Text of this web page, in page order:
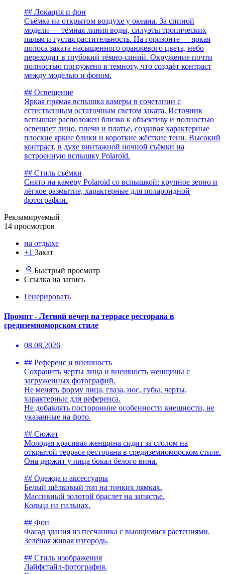
## Локация и фон
Съёмка на открытом воздухе у океана. За спиной
модели — тёмная линия воды, силуэты тропических
пальм и густая растительность. На горизонте — яркая
полоса заката насыщенного оранжевого цвета, небо
переходит в глубокий тёмно-синий. Окружение почти
полностью погружено в темноту, что создаёт контраст
между моделью и фоном.
## Освещение
Яркая прямая вспышка камеры в сочетании с
естественным остаточным светом заката. Источник
вспышки расположен близко к объективу и полностью
освещает лицо, плечи и платье, создавая характерные
плоские яркие блики и короткие жёсткие тени. Высокий
контраст, в духе винтажной ночной съёмки на
встроенную вспышку Polaroid.
## Стиль съёмки
Снято на камеру Polaroid со вспышкой: крупное зерно и
лёгкое размытие, характерные для полароидной
фотографии.
Рекламируемый
14 просмотров
на отдыхе
+1 Закат
Быстрый просмотр
Ссылка на запись
Генерировать
Промпт - Летний вечер на террасе ресторана в
средиземноморском стиле
08.08.2026
## Референс и внешность
Сохранить черты лица и внешность женщины с
загруженных фотографий.
Не менять форму лица, глаза, нос, губы, черты,
характерные для референса.
Не добавлять посторонние особенности внешности, не
указанные на фото.
## Сюжет
Молодая красивая женщина сидит за столом на
открытой террасе ресторана в средиземноморском стиле.
Она держит у лица бокал белого вина.
## Одежда и аксессуары
Белый шёлковый топ на тонких лямках.
Массивный золотой браслет на запястье.
Кольца на пальцах.
## Фон
Фасад здания из песчаника с вьющимися растениями.
Зелёная живая изгородь.
## Стиль изображения
Лайфстайл-фотография.